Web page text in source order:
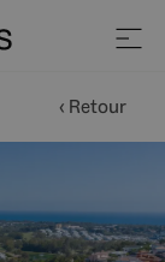
‹ Retour